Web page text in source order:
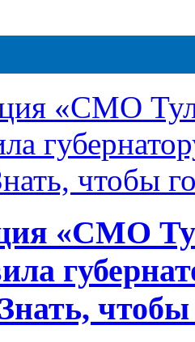
«СМО